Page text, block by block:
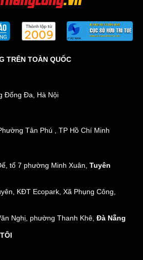
TRÊN TOÀN QUỐC
Đống Đa, Hà Nội
Tân Phú , TP Hồ Chí Minh
tổ 7 phường Minh Xuân, Tuyên
KĐT Ecopark, Xã Phụng Công,
Nghị, phường Thanh Khê, Đà Nẵng